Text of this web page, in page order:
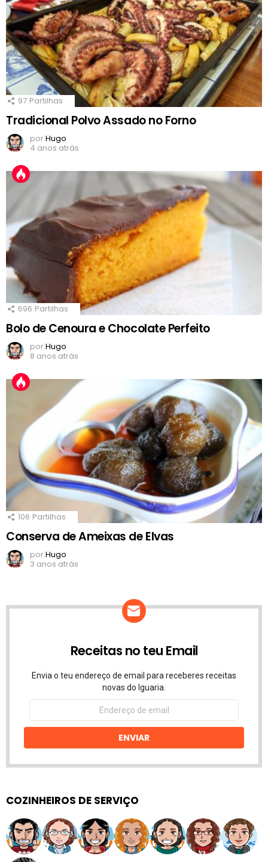
97 Partilhas
Tradicional Polvo Assado no Forno
porHugo
4 anos atrás
696 Partilhas
Bolo de Cenoura e Chocolate Perfeito
porHugo
8 anos atrás
106 Partilhas
Conserva de Ameixas de Elvas
porHugo
3 anos atrás
Receitas no teu Email
Envia o teu endereço de email para receberes receitas
novas do Iguaria.
Endereço
email
ENVIAR
COZINHEIROS DE SERVIÇO